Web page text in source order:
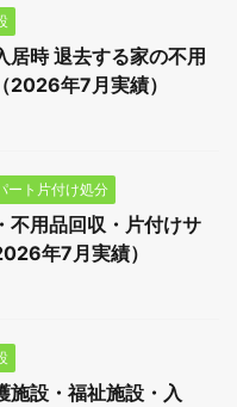
居時 退去する家の不用
2026年7月実績）
ート片付け処分
不用品回収・片付けサ
年7月実績）
施設・福祉施設・入